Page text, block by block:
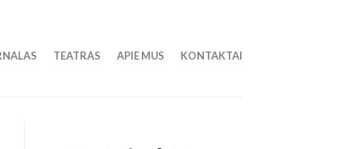
TEATRAS APIE MUS KONTAKTAI